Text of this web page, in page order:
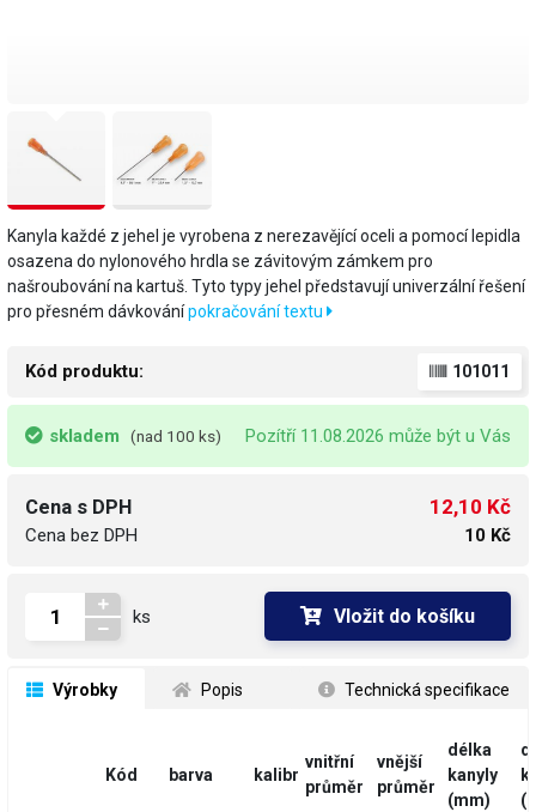
Kanyla každé z jehel je vyrobena z nerezavějící oceli a pomocí lepidla
osazena do nylonového hrdla se závitovým zámkem pro
našroubování na kartuš. Tyto typy jehel představují univerzální řešení
pro přesném dávkovánípokračování textu
Kód produktu: 101011
skladem (nad 100 ks) Pozítří 11.08.2026 může být u Vás
Cena s DPH
Cena bez DPH
12,10 Kč
10 Kč
ks Vložit do košíku
Výrobky Popis Technická specifikace
Kód barva kalibr
vnitřní
průměr
vnější
průměr
délka
kanyly
(mm)